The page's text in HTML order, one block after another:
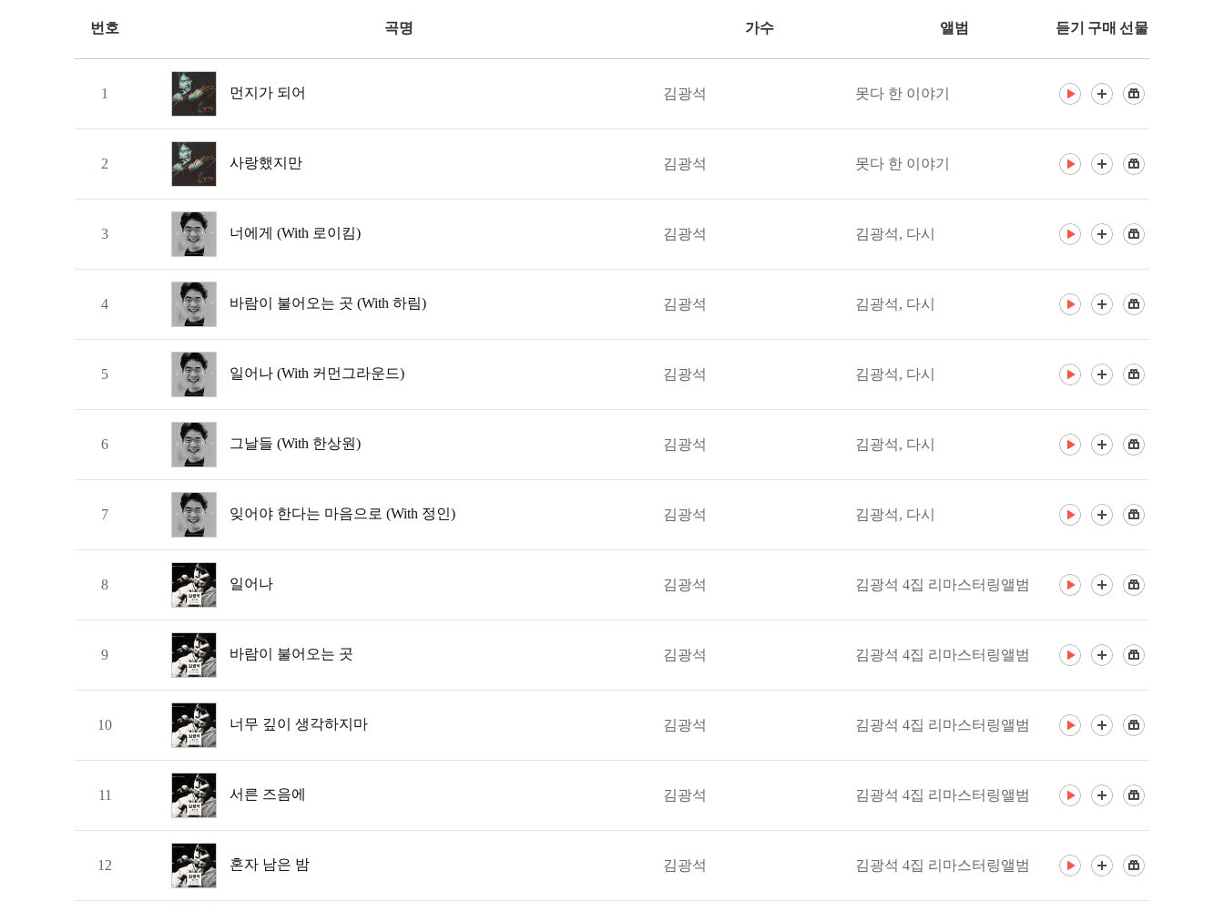
번호 곡명 가수 앨범 듣기 구매 선물
1 먼지가 되어 김광석 못다 한 이야기
2 사랑했지만 김광석 못다 한 이야기
3 너에게 (With 로이킴) 김광석 김광석, 다시
4 바람이 불어오는 곳 (With 하림) 김광석 김광석, 다시
5 일어나 (With 커먼그라운드) 김광석 김광석, 다시
6 그날들 (With 한상원) 김광석 김광석, 다시
7 잊어야 한다는 마음으로 (With 정인) 김광석 김광석, 다시
8 일어나 김광석 김광석 4집 리마스터링앨범
9 바람이 불어오는 곳 김광석 김광석 4집 리마스터링앨범
10 너무 깊이 생각하지마 김광석 김광석 4집 리마스터링앨범
11 서른 즈음에 김광석 김광석 4집 리마스터링앨범
12 혼자 남은 밤 김광석 김광석 4집 리마스터링앨범